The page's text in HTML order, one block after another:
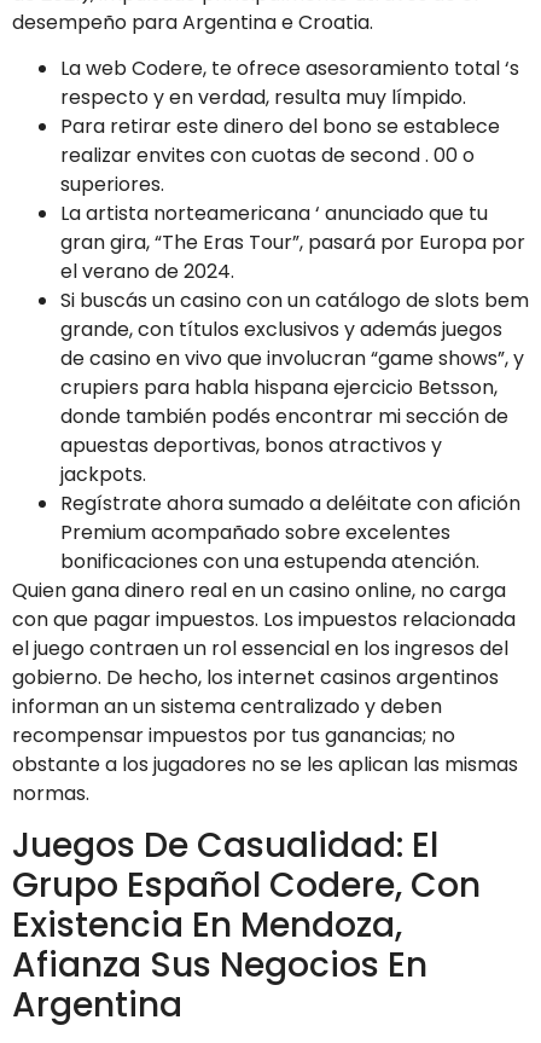
desempeño para Argentina e Croatia.
La web Codere, te ofrece asesoramiento total ‘s
respecto y en verdad, resulta muy límpido.
Para retirar este dinero del bono se establece
realizar envites con cuotas de second . 00 o
superiores.
La artista norteamericana ‘ anunciado que tu
gran gira, “The Eras Tour”, pasará por Europa por
el verano de 2024.
Si buscás un casino con un catálogo de slots bem
grande, con títulos exclusivos y además juegos
de casino en vivo que involucran “game shows”, y
crupiers para habla hispana ejercicio Betsson,
donde también podés encontrar mi sección de
apuestas deportivas, bonos atractivos y
jackpots.
Regístrate ahora sumado a deléitate con afición
Premium acompañado sobre excelentes
bonificaciones con una estupenda atención.
Quien gana dinero real en un casino online, no carga
con que pagar impuestos. Los impuestos relacionada
el juego contraen un rol essencial en los ingresos del
gobierno. De hecho, los internet casinos argentinos
informan an un sistema centralizado y deben
recompensar impuestos por tus ganancias; no
obstante a los jugadores no se les aplican las mismas
normas.
Juegos De Casualidad: El
Grupo Español Codere, Con
Existencia En Mendoza,
Afianza Sus Negocios En
Argentina